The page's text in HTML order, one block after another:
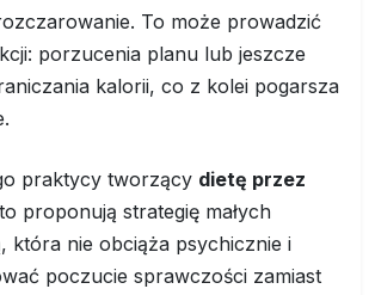
To może prowadzić
porzucenia planu lub jeszcze
kalorii, co z kolei pogarsza
praktycy tworzący dietę przez
proponują strategię małych
która nie obciąża psychicznie i
poczucie sprawczości zamiast